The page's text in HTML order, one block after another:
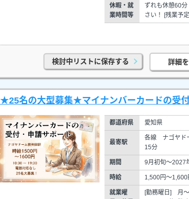
休暇・就
業時間等
ずれも休憩60
さい！ [残業予
検討中リストに保存する 詳細
★25名の大型募集★マイナンバーカードの受
都道府県 愛知県
最寄駅
各線 ナゴヤド
15分
期間 9月初旬～2027
時給 1,500円～1,600
就業曜
[勤務曜日] 月